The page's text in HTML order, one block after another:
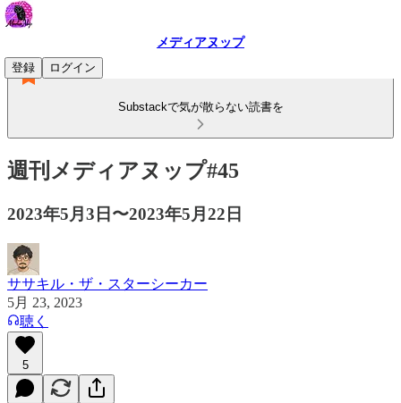
メディアヌップ
登録
ログイン
Substackで気が散らない読書を
週刊メディアヌップ#45
2023年5月3日〜2023年5月22日
ササキル・ザ・スターシーカー
5月 23, 2023
聴く
5